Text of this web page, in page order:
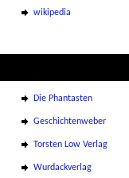
wikipedia
Die Phantasten
Geschichtenweber
Torsten Low Verlag
Wurdackverlag